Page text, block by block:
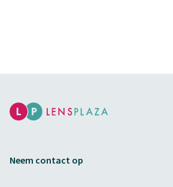
Neem contact op